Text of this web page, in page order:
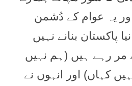
یہ عوام کے دُشمن
پاکستان بنانے نہیں
مر رہے ہیں (ہم نہیں
کہاں) اور انہوں نے